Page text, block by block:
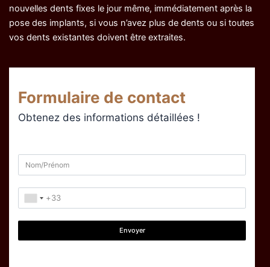
nouvelles dents fixes le jour même, immédiatement après la
pose des implants, si vous n’avez plus de dents ou si toutes
vos dents existantes doivent être extraites.
Formulaire de contact
Obtenez des informations détaillées !
Envoyer